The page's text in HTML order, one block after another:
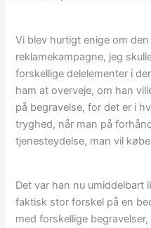
Vi blev hurtigt enige om
reklamekampagne, jeg
forskellige delelementer i
ham at overveje, om han
på begravelse, for det er i
tryghed, når man på
tjenesteydelse, man vil
Det var han nu umiddelbart
faktisk stor forskel på en
med forskellige